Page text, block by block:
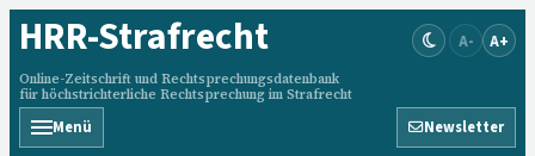
HRR-Strafrecht
Online-Zeitschrift und Rechtsprechungsdatenbank
für höchstrichterliche Rechtsprechung im Strafrecht
A- A+
Menü Newsletter